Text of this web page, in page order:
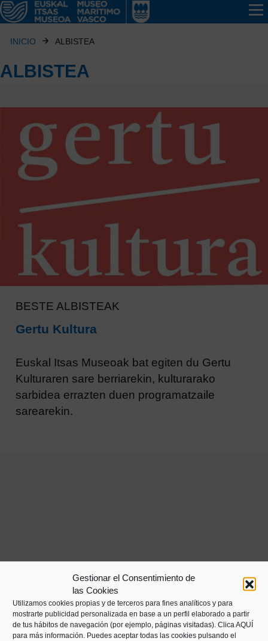
Gestionar el Consentimiento de
las Cookies
Utilizamos cookies propias y de terceros para fines analíticos y para
mostrarte publicidad personalizada en base a un perfil elaborado a partir
de tus hábitos de navegación (por ejemplo, páginas visitadas). Clica AQUÍ
para más información. Puedes aceptar todas las cookies pulsando el
INICIO ALBISTEA
ALBISTEA
BESTE ALBISTEAK
Gertu Kultura
Euskal Itsas Museoak bat egiten du Gertu
Kulturaren sare berriarekin, kulturarako
sarbidea errazten duen programatzaile
sarearekin.